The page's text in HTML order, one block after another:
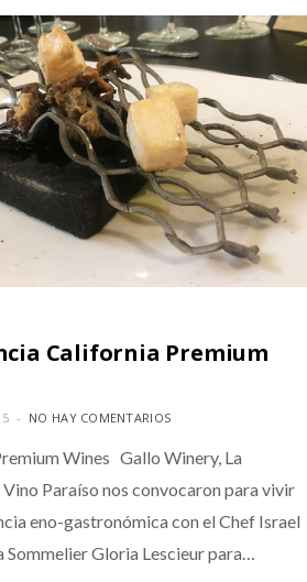
California Premium
NO HAY COMENTARIOS
Wines Gallo Winery, La
Paraíso nos convocaron para vivir
eno-gastronómica con el Chef Israel
Sommelier Gloria Lescieur para…